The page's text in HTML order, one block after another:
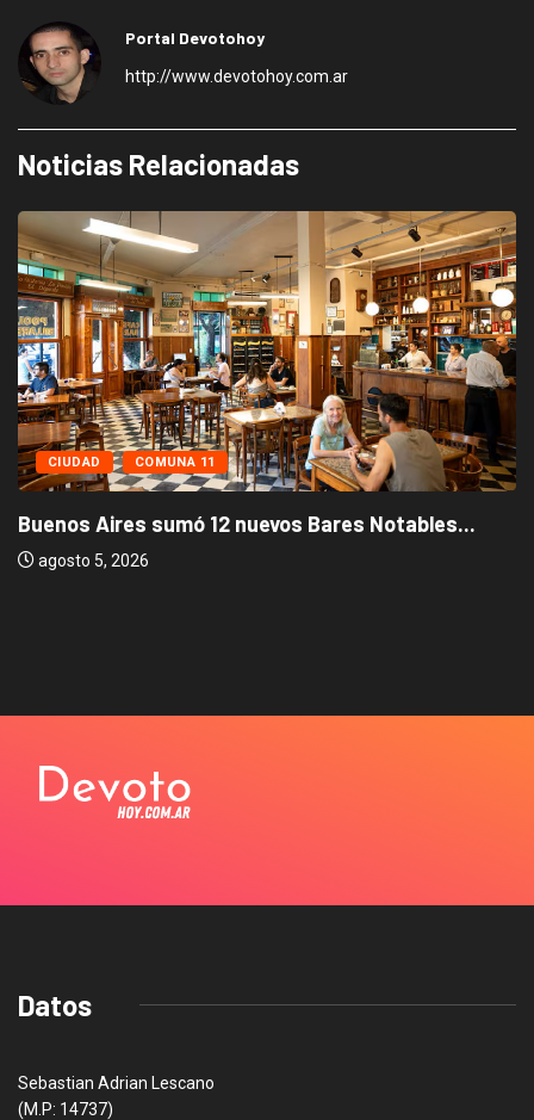
Portal Devotohoy
http://www.devotohoy.com.ar
Noticias Relacionadas
CIUDAD COMUNA 11
Buenos Aires sumó 12 nuevos Bares Notables...
agosto 5, 2026
Datos
Sebastian Adrian Lescano
(M.P: 14737)